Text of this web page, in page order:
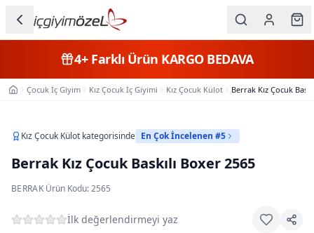
Kategorileri
Kadın
Erkek
Çocuk
Fantazi
Büyük
4+Farklı Ürün KARGO BEDAVA
Ana SayfaÇocuk İç Giyim Kız Çocuk İç Giyimi Kız Çocuk Külot Berrak Kız Çocuk
Kız Çocuk Külot kategorisinde En Çok İncelenen #5
Berrak Kız Çocuk Baskılı Boxer 2565
BERRAK·Ürün Kodu:2565
İlk değerlendirmeyi yaz